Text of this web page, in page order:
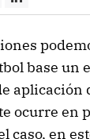
base un
aplicación
ocurre en
caso, en